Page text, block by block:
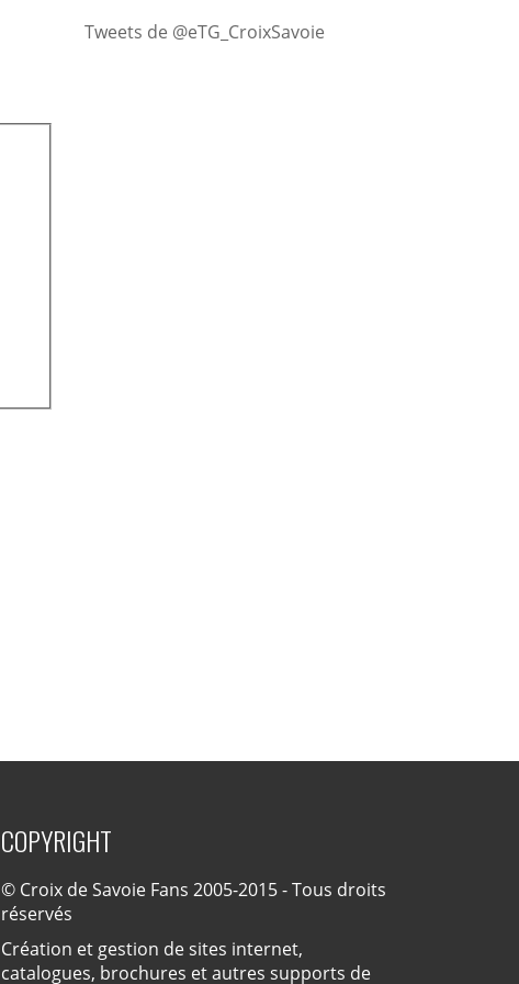
Tweets de @eTG_CroixSavoie
COPYRIGHT
© Croix de Savoie Fans 2005-2015 - Tous droits
réservés
Création et gestion de sites internet,
catalogues, brochures et autres supports de